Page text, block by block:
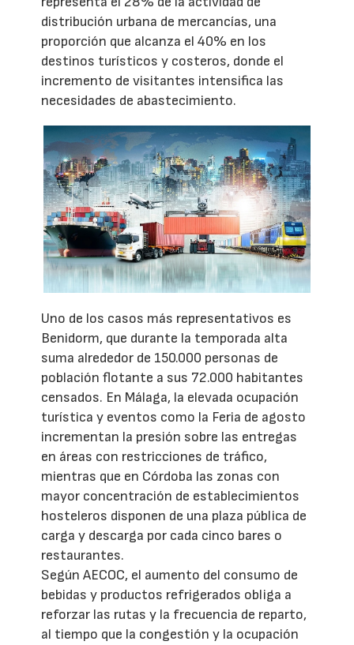
distribución urbana de mercancías, una
proporción que alcanza el 40% en los
destinos turísticos y costeros, donde el
incremento de visitantes intensifica las
necesidades de abastecimiento.
Uno de los casos más representativos es
Benidorm, que durante la temporada alta
suma alrededor de 150.000 personas de
población flotante a sus 72.000 habitantes
censados. En Málaga, la elevada ocupación
turística y eventos como la Feria de agosto
incrementan la presión sobre las entregas
en áreas con restricciones de tráfico,
mientras que en Córdoba las zonas con
mayor concentración de establecimientos
hosteleros disponen de una plaza pública de
carga y descarga por cada cinco bares o
restaurantes.
Según AECOC, el aumento del consumo de
bebidas y productos refrigerados obliga a
reforzar las rutas y la frecuencia de reparto,
al tiempo que la congestión y la ocupación